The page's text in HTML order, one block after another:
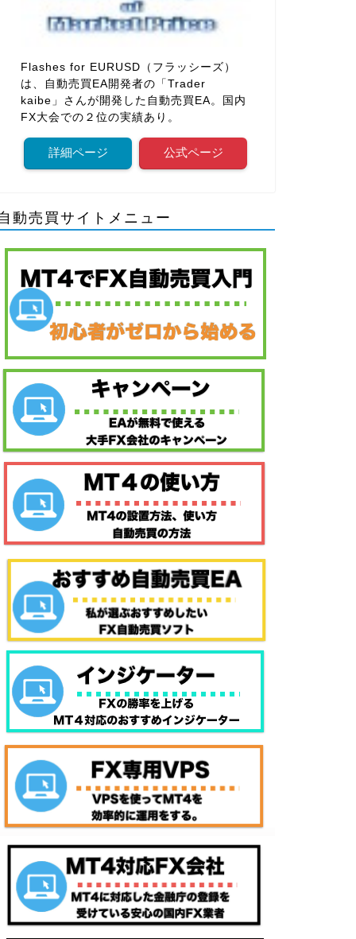
Flashes for EURUSD（フラッシーズ）
は、自動売買EA開発者の「Trader
kaibe」さんが開発した自動売買EA。国内
FX大会での２位の実績あり。
詳細ページ 公式ページ
動売買サイトメニュー